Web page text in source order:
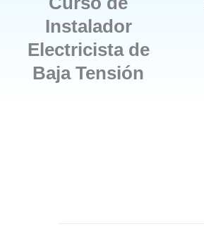
Instalador
Electricista de
Baja Tensión